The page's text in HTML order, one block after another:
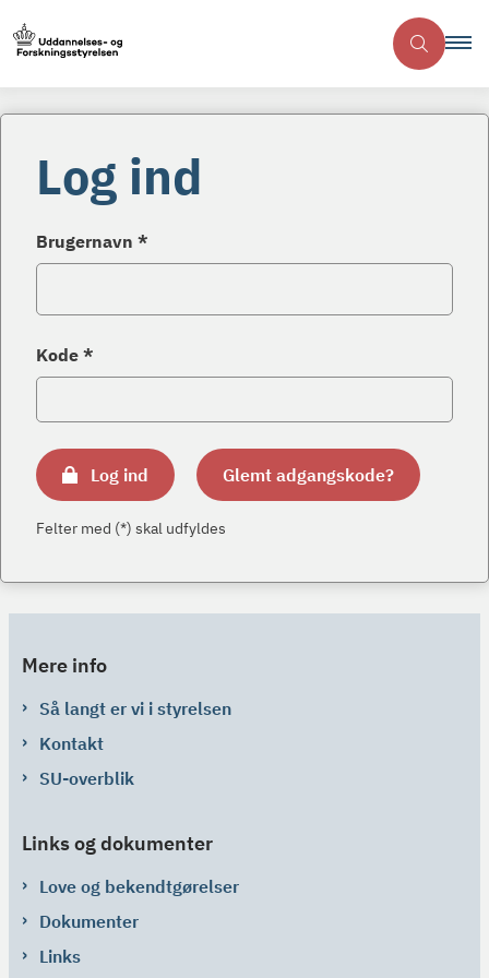
Log ind
Brugernavn *
Kode *
Log ind Glemt adgangskode?
Felter med (*) skal udfyldes
Mere info
Så langt er vi i styrelsen
Kontakt
SU-overblik
Links og dokumenter
Love og bekendtgørelser
Dokumenter
Links